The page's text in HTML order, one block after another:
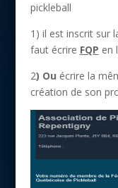
pickleball
1) il est inscrit sur
faut écrire FQP en
2) Ou écrire la
création de son